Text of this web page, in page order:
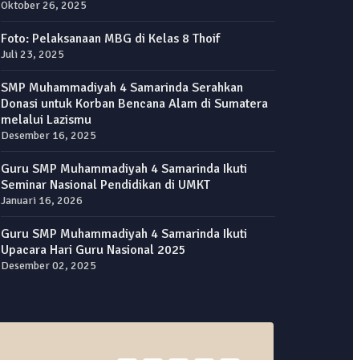
Oktober 26, 2025
Foto: Pelaksanaan MBG di Kelas 8 Thoif
Juli 23, 2025
SMP Muhammadiyah 4 Samarinda Serahkan
Donasi untuk Korban Bencana Alam di Sumatera
melalui Lazismu
Desember 16, 2025
Guru SMP Muhammadiyah 4 Samarinda Ikuti
Seminar Nasional Pendidikan di UMKT
Januari 16, 2026
Guru SMP Muhammadiyah 4 Samarinda Ikuti
Upacara Hari Guru Nasional 2025
Desember 02, 2025